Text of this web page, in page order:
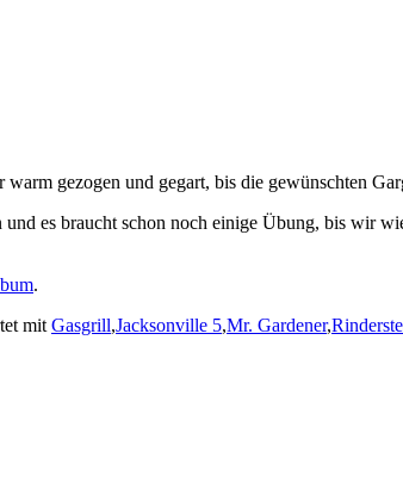
gezogen und gegart, bis die gewünschten
es braucht schon noch einige Übung, bis wir
.
mit Gasgrill,Jacksonville 5,Mr. Gardener,